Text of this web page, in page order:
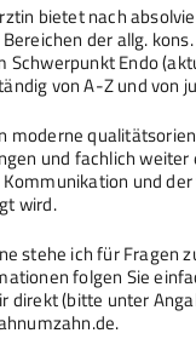
bietet nach
der allg.
Schwerpunkt Endo
von A-Z und von
moderne
und fachlich
und
wird.
stehe ich für Fragen
folgen Sie
direkt (bitte unter